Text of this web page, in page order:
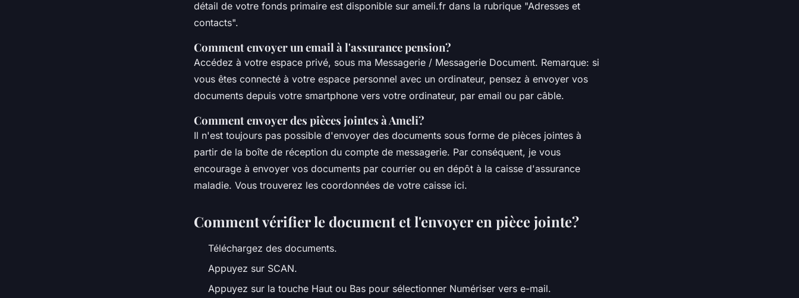
détail de votre fonds primaire est disponible sur ameli.fr dans la rubrique "Adresses et
contacts".
Comment envoyer un email à l'assurance pension?
Accédez à votre espace privé, sous ma Messagerie / Messagerie Document. Remarque: si
vous êtes connecté à votre espace personnel avec un ordinateur, pensez à envoyer vos
documents depuis votre smartphone vers votre ordinateur, par email ou par câble.
Comment envoyer des pièces jointes à Ameli?
Il n'est toujours pas possible d'envoyer des documents sous forme de pièces jointes à
partir de la boîte de réception du compte de messagerie. Par conséquent, je vous
encourage à envoyer vos documents par courrier ou en dépôt à la caisse d'assurance
maladie. Vous trouverez les coordonnées de votre caisse ici.
Comment vérifier le document et l'envoyer en pièce jointe?
Téléchargez des documents.
Appuyez sur SCAN.
Appuyez sur la touche Haut ou Bas pour sélectionner Numériser vers e-mail.